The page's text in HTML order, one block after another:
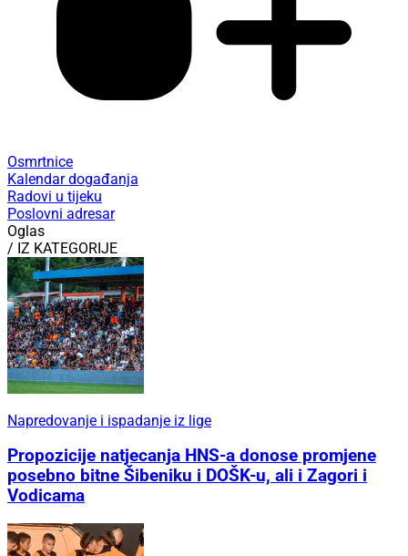
Osmrtnice
Kalendar događanja
Radovi u tijeku
Poslovni adresar
Oglas
/ IZ KATEGORIJE
Napredovanje i ispadanje iz lige
Propozicije natjecanja HNS-a donose promjene
posebno bitne Šibeniku i DOŠK-u, ali i Zagori i
Vodicama